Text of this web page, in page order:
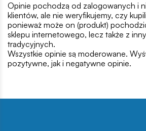
Opinie pochodzą od zalogowanych i
klientów, ale nie weryfikujemy, czy
ponieważ może on (produkt)
sklepu internetowego, lecz także z
tradycyjnych.
Wszystkie opinie są moderowane.
pozytywne, jak i negatywne opinie.